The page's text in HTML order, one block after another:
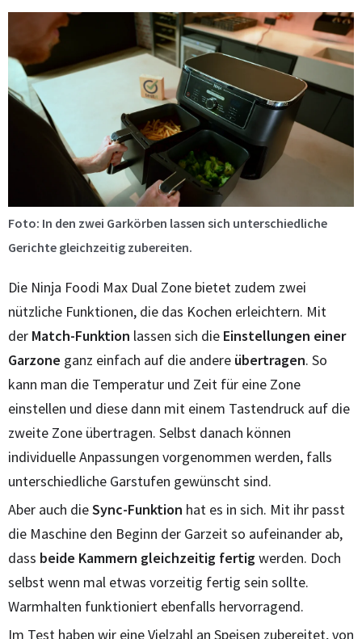
Foto: In den zwei Garkörben lassen sich unterschiedliche
Gerichte gleichzeitig zubereiten.
Die Ninja Foodi Max Dual Zone bietet zudem zwei
nützliche Funktionen, die das Kochen erleichtern. Mit
der Match-Funktion lassen sich die Einstellungen einer
Garzone ganz einfach auf die andere übertragen. So
kann man die Temperatur und Zeit für eine Zone
einstellen und diese dann mit einem Tastendruck auf die
zweite Zone übertragen. Selbst danach können
individuelle Anpassungen vorgenommen werden, falls
unterschiedliche Garstufen gewünscht sind.
Aber auch dieSync-Funktion hat es in sich. Mit ihr passt
die Maschine den Beginn der Garzeit so aufeinander ab,
dass beide Kammern gleichzeitig fertigwerden. Doch
selbst wenn mal etwas vorzeitig fertig sein sollte.
Warmhalten funktioniert ebenfalls hervorragend.
Im Test haben wir eine Vielzahl an Speisen zubereitet, von